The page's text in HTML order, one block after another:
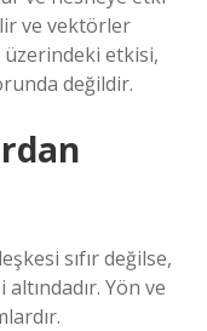
ve vektörler
üzerindeki etkisi,
değildir.
sıfır değilse,
Yön ve